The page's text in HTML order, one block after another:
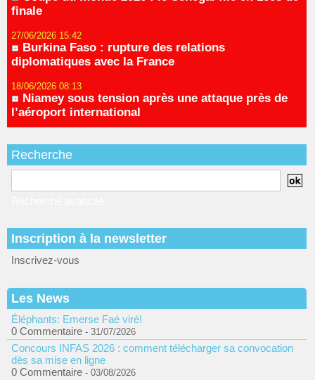
finale
27/06/2026 15:42
Burkina Faso : rupture des relations
diplomatiques avec la France
18/06/2026 08:13
Niamey sous tension après une attaque près de
l’aéroport international
Recherche
Inscription à la newsletter
Inscrivez-vous
Les News
Éléphants: Emerse Faé viré!
0 Commentaire - 31/07/2026
Concours INFAS 2026 : comment télécharger sa convocation
dès sa mise en ligne
0 Commentaire - 03/08/2026